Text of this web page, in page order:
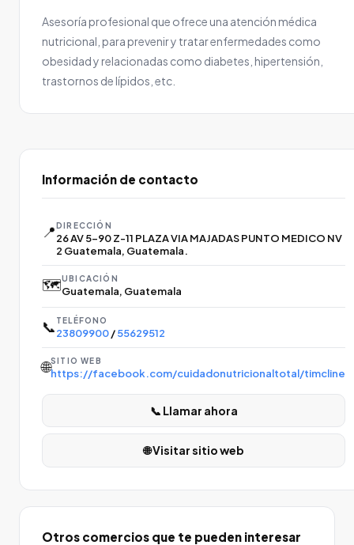
Asesoría profesional que ofrece una atención médica
nutricional, para prevenir y tratar enfermedades como
obesidad y relacionadas como diabetes, hipertensión,
trastornos de lípidos, etc.
Información de contacto
📍DIRECCIÓN
26 AV 5-90 Z-11 PLAZA VIA MAJADAS PUNTO MEDICO NV
2 Guatemala, Guatemala.
🗺️UBICACIÓN
Guatemala, Guatemala
📞 TELÉFONO
23809900/55629512
🌐SITIO WEB
https://facebook.com/cuidadonutricionaltotal/timcline
📞 Llamar ahora
🌐 Visitar sitio web
Otros comercios que te pueden interesar